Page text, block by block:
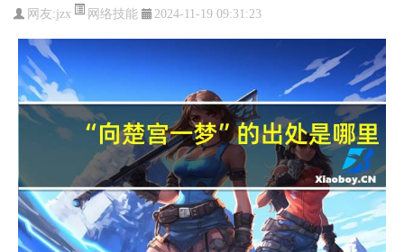
网友:jzx 网络技能 2024-11-19 09:31:23